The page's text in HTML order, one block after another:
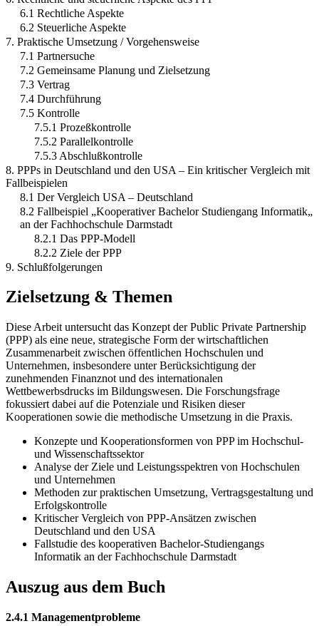
6.1 Rechtliche Aspekte
6.2 Steuerliche Aspekte
7. Praktische Umsetzung / Vorgehensweise
7.1 Partnersuche
7.2 Gemeinsame Planung und Zielsetzung
7.3 Vertrag
7.4 Durchführung
7.5 Kontrolle
7.5.1 Prozeßkontrolle
7.5.2 Parallelkontrolle
7.5.3 Abschlußkontrolle
8. PPPs in Deutschland und den USA – Ein kritischer Vergleich mit
Fallbeispielen
8.1 Der Vergleich USA – Deutschland
8.2 Fallbeispiel „Kooperativer Bachelor Studiengang Informatik„
an der Fachhochschule Darmstadt
8.2.1 Das PPP-Modell
8.2.2 Ziele der PPP
9. Schlußfolgerungen
Zielsetzung & Themen
Diese Arbeit untersucht das Konzept der Public Private Partnership
(PPP) als eine neue, strategische Form der wirtschaftlichen
Zusammenarbeit zwischen öffentlichen Hochschulen und
Unternehmen, insbesondere unter Berücksichtigung der
zunehmenden Finanznot und des internationalen
Wettbewerbsdrucks im Bildungswesen. Die Forschungsfrage
fokussiert dabei auf die Potenziale und Risiken dieser
Kooperationen sowie die methodische Umsetzung in die Praxis.
Konzepte und Kooperationsformen von PPP im Hochschul-
und Wissenschaftssektor
Analyse der Ziele und Leistungsspektren von Hochschulen
und Unternehmen
Methoden zur praktischen Umsetzung, Vertragsgestaltung und
Erfolgskontrolle
Kritischer Vergleich von PPP-Ansätzen zwischen
Deutschland und den USA
Fallstudie des kooperativen Bachelor-Studiengangs
Informatik an der Fachhochschule Darmstadt
Auszug aus dem Buch
2.4.1 Managementprobleme